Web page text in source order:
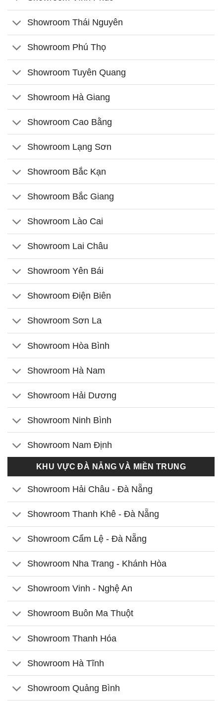
Showroom Thái Nguyên
Showroom Phú Thọ
Showroom Tuyên Quang
Showroom Hà Giang
Showroom Cao Bằng
Showroom Lạng Sơn
Showroom Bắc Kạn
Showroom Bắc Giang
Showroom Lào Cai
Showroom Lai Châu
Showroom Yên Bái
Showroom Điện Biên
Showroom Sơn La
Showroom Hòa Bình
Showroom Hà Nam
Showroom Hải Dương
Showroom Ninh Bình
Showroom Nam Định
KHU VỰC ĐÀ NẴNG VÀ MIỀN TRUNG
Showroom Hải Châu - Đà Nẵng
Showroom Thanh Khê - Đà Nẵng
Showroom Cẩm Lệ - Đà Nẵng
Showroom Nha Trang - Khánh Hòa
Showroom Vinh - Nghệ An
Showroom Buôn Ma Thuột
Showroom Thanh Hóa
Showroom Hà Tĩnh
Showroom Quảng Bình